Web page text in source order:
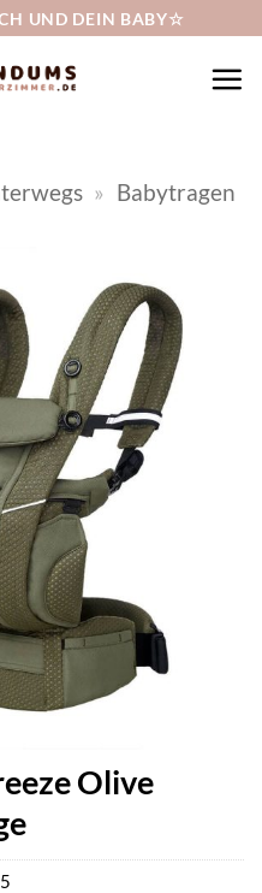
UND DEIN BABY☆
» Babytragen
Olive